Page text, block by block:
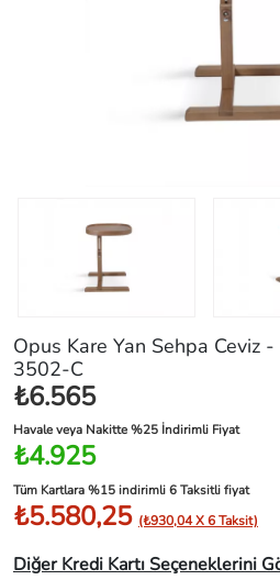
Opus Kare Yan Sehpa Ceviz -
3502-C
₺6.565
Havale veya Nakitte %25 İndirimli Fiyat
₺4.925
Tüm Kartlara %15 indirimli 6 Taksitli fiyat
₺5.580,25 (₺930,04 X 6 Taksit)
Diğer Kredi Kartı Seçeneklerini